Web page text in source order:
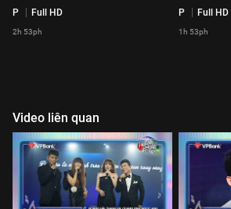
P Full HD
2h 53ph
P Full HD
1h 53ph
Video liên quan